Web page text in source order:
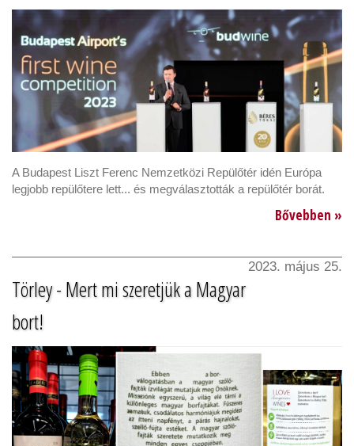
A Budapest Liszt Ferenc Nemzetközi Repülőtér idén Európa
legjobb repülőtere lett... és megválasztották a repülőtér borát.
Bővebben »
2023. május 25.
Törley - Mert mi szeretjük a Magyar
bort!